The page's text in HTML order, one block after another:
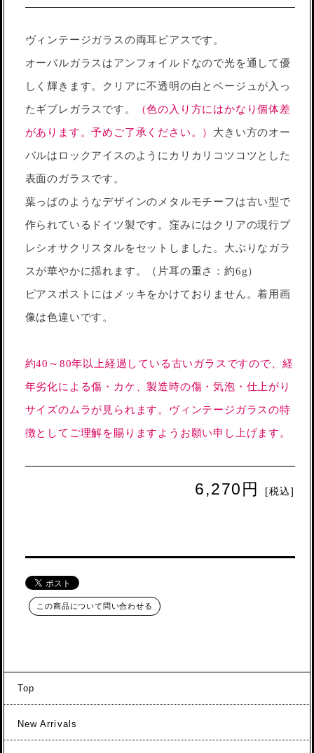
ヴィンテージガラスの両耳ピアスです。
オーバルガラスはアンフォイルドなので光を通して優
しく輝きます。クリアに不透明の白とベージュが入っ
たギブレガラスです。 （色の入り方にはかなり個体差
があります。予めご了承ください。） 大きい方のオー
バルはロックアイスのようにカリカリコツコツとした
表面のガラスです。
葉っぱのようなデザインのメタルモチーフは古い型で
作られているドイツ製です。窪みにはクリアの現行プ
レシオサクリスタルをセットしました。大ぶりなガラ
スが華やかに揺れます。（片耳の重さ：約6g）
ピアスポストにはメッキをかけておりません。着用画
像は色違いです。
約40～80年以上経過している古いガラスですので、経
年劣化による傷・カケ、製造時の傷・気泡・仕上がり
サイズのムラが見られます。ヴィンテージガラスの特
徴としてご理解を賜りますようお願い申し上げます。
6,270円 [税込]
この商品について問い合わせる
Top
New Arrivals